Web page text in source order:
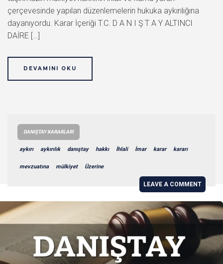
çerçevesinde yapılan düzenlemelerin hukuka aykırılığına
dayanıyordu. Karar İçeriği T.C. D A N I Ş T A Y ALTINCI
DAİRE […]
DEVAMINI OKU
DANIŞTAY KARARLARI
aykırı aykırılık danıştay hakkı İhlali İmar karar kararı
mevzuatına mülkiyet Üzerine
LEAVE A COMMENT